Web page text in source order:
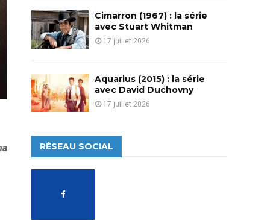
Cimarron (1967) : la série
avec Stuart Whitman
17 juillet 2026
Aquarius (2015) : la série
avec David Duchovny
17 juillet 2026
RÉSEAU SOCIAL